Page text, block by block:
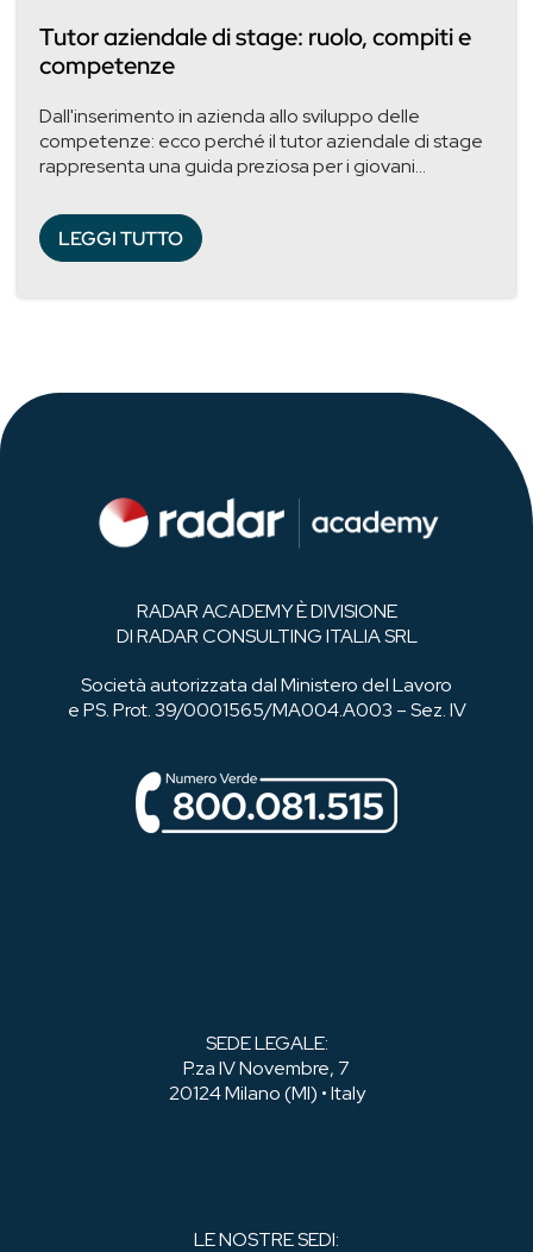
Tutor aziendale di stage: ruolo, compiti e
competenze
Dall'inserimento in azienda allo sviluppo delle
competenze: ecco perché il tutor aziendale di stage
rappresenta una guida preziosa per i giovani...
LEGGI TUTTO
RADAR ACADEMY È DIVISIONE
DI RADAR CONSULTING ITALIA SRL
Società autorizzata dal Ministero del Lavoro
e PS. Prot. 39/0001565/MA004.A003 – Sez. IV
SEDE LEGALE:
P.za IV Novembre, 7
20124 Milano (MI) • Italy
LE NOSTRE SEDI: